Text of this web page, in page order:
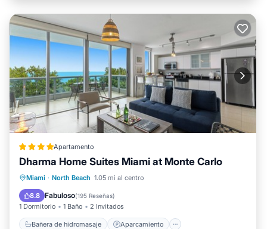
Apartamento
Dharma Home Suites Miami at Monte Carlo
Miami · North Beach 1.05 mi al centro
8.8 Fabuloso(195 Reseñas)
1 Dormitorio 1 Baño 2 Invitados
Bañera de hidromasaje Aparcamiento
Bañera de hidromasaje
Piscina
Vista al mar